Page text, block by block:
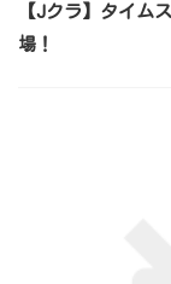
【Jクラ】タイ
場！